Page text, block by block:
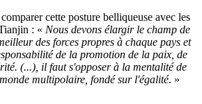
cette posture belliqueuse avec les
: « Nous devons élargir le champ de
des forces propres à chaque pays et
de la promotion de la paix, de
(...), il faut s'opposer à la mentalité de
multipolaire, fondé sur l'égalité. »